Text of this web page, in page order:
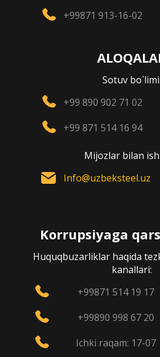
+99871 913-16-02
Sotuv bo`limi:
+99 890 902 71 02
+99 871 514 16 94
Mijozlar bilan
Info@uzbeksteel.uz
Korrupsiyaga
Huquqbuzarliklar haqida
kanallari:
+99871 514 19 17
+99890 998 67 20
Ichki raqam: 17-07